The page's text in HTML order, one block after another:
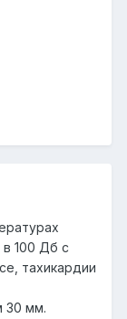
в 100 Дб с
тахикардии
30 мм.